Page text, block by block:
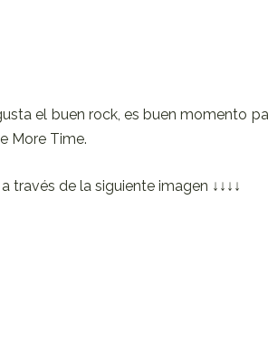
el buen rock, es buen momento
More Time.
través de la siguiente imagen ↓↓↓↓